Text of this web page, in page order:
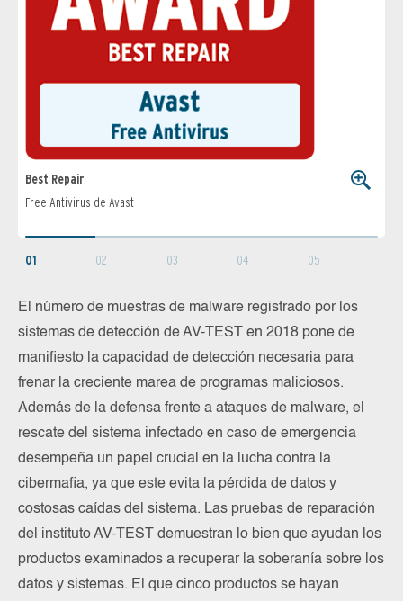
Best Repair
Free Antivirus de Avast
01 02 03 04 05
El número de muestras de malware registrado por los
sistemas de detección de AV-TEST en 2018 pone de
manifiesto la capacidad de detección necesaria para
frenar la creciente marea de programas maliciosos.
Además de la defensa frente a ataques de malware, el
rescate del sistema infectado en caso de emergencia
desempeña un papel crucial en la lucha contra la
cibermafia, ya que este evita la pérdida de datos y
costosas caídas del sistema. Las pruebas de reparación
del instituto AV-TEST demuestran lo bien que ayudan los
productos examinados a recuperar la soberanía sobre los
datos y sistemas. El que cinco productos se hayan